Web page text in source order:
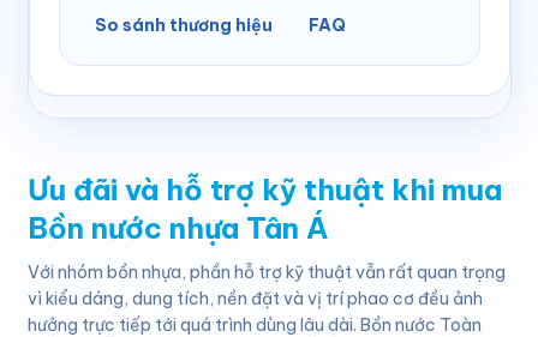
So sánh thương hiệu FAQ
Ưu đãi và hỗ trợ kỹ thuật khi mua
Bồn nước nhựa Tân Á
Với nhóm bồn nhựa, phần hỗ trợ kỹ thuật vẫn rất quan trọng
vì kiểu dáng, dung tích, nền đặt và vị trí phao cơ đều ảnh
hưởng trực tiếp tới quá trình dùng lâu dài. Bồn nước Toàn